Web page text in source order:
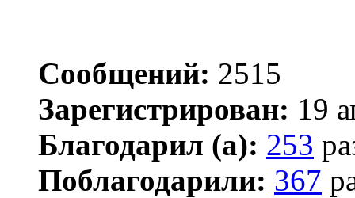
Сообщений: 2515
Зарегистрирован: 19
Благодарил (а): 253
Поблагодарили: 367